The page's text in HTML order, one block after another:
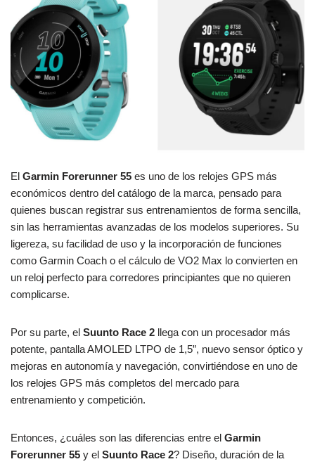
El Garmin Forerunner 55 es uno de los relojes GPS más
económicos dentro del catálogo de la marca, pensado para
quienes buscan registrar sus entrenamientos de forma sencilla,
sin las herramientas avanzadas de los modelos superiores. Su
ligereza, su facilidad de uso y la incorporación de funciones
como Garmin Coach o el cálculo de VO2 Max lo convierten en
un reloj perfecto para corredores principiantes que no quieren
complicarse.
Por su parte, el Suunto Race 2 llega con un procesador más
potente, pantalla AMOLED LTPO de 1,5”, nuevo sensor óptico y
mejoras en autonomía y navegación, convirtiéndose en uno de
los relojes GPS más completos del mercado para
entrenamiento y competición.
Entonces, ¿cuáles son las diferencias entre el Garmin
Forerunner 55 y el Suunto Race 2? Diseño, duración de la